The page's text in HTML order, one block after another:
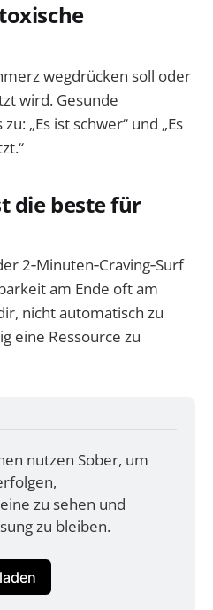
wegdrücken soll oder
wird. Gesunde
„Es ist schwer“ und „Es
die beste für
2‑Minuten‑Craving‑Surf
am Ende oft am
nicht automatisch zu
eine Ressource zu
nutzen Sober, um
zu sehen und
zu bleiben.